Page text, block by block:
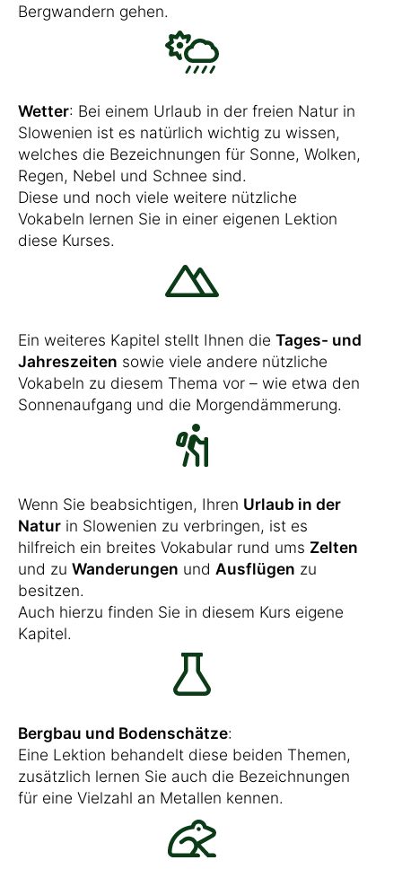
Bergwandern gehen.
Wetter: Bei einem Urlaub in der freien Natur in
Slowenien ist es natürlich wichtig zu wissen,
welches die Bezeichnungen für Sonne, Wolken,
Regen, Nebel und Schnee sind.
Diese und noch viele weitere nützliche
Vokabeln lernen Sie in einer eigenen Lektion
diese Kurses.
Ein weiteres Kapitel stellt Ihnen die Tages- und
Jahreszeiten sowie viele andere nützliche
Vokabeln zu diesem Thema vor – wie etwa den
Sonnenaufgang und die Morgendämmerung.
Wenn Sie beabsichtigen, Ihren Urlaub in der
Natur in Slowenien zu verbringen, ist es
hilfreich ein breites Vokabular rund ums Zelten
und zu Wanderungen und Ausflügen zu
besitzen.
Auch hierzu finden Sie in diesem Kurs eigene
Kapitel.
Bergbau und Bodenschätze:
Eine Lektion behandelt diese beiden Themen,
zusätzlich lernen Sie auch die Bezeichnungen
für eine Vielzahl an Metallen kennen.